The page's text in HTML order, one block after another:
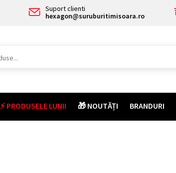
Suport clienti
hexagon@suruburitimisoara.ro
⚡ PRODUSELE LUNII 🎁 NOUTĂȚI BRANDURI